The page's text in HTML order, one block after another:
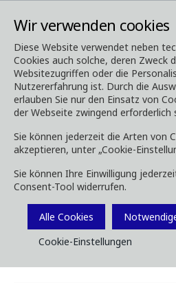
Wir verwenden cookies
Diese Website verwendet neben
Cookies auch solche, deren Zweck
Websitezugriffen oder die
Nutzererfahrung ist. Durch die
erlauben Sie nur den Einsatz von
der Webseite zwingend erforderlich
Sie können jederzeit die Arten von
akzeptieren, unter „Cookie-
Sie können Ihre Einwilligung
Consent-Tool widerrufen.
Alle Cookies
Cookie-Einstellungen
Media Downloads
Downloads
Laden Sie Broschüren,
Kundenmagazine und
Sie können dies nach Typ
Filtern.
Filter Media